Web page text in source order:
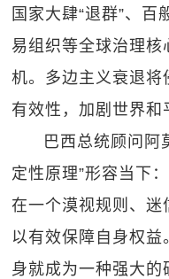
国家大肆“退群”、
易组织等全球治理
机。多边主义衰退将
有效性，加剧世界和
巴西总统顾问阿
定性原理”形容当下
在一个漠视规则、
以有效保障自身权
身就成为一种强大